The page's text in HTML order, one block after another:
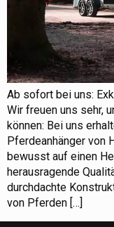
Ab sofort bei uns:
Wir freuen uns sehr,
können: Bei uns
Pferdeanhänger von
bewusst auf einen
herausragende
durchdachte
von Pferden […]